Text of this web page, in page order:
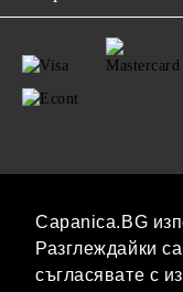
Capanica.BG
Разглеждайки
съгласявате с
Нашият онлайн